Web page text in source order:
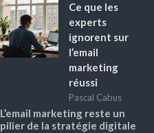
Ce que les
experts
ignorent sur
l’email
marketing
réussi
Pascal Cabus
L’email marketing reste un
pilier de la stratégie digitale